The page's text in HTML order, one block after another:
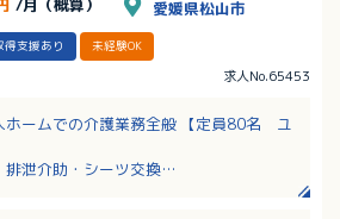
/月（概算） 愛媛県松山市
得支援あり 未経験OK
求人No.65453
ホームでの介護業務全般 【定員80名 ユ
排泄介助・シーツ交換